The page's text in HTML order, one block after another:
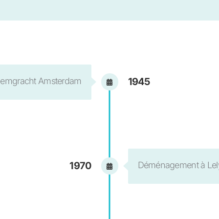
Amsterdam 1945
Déménagement à
1970